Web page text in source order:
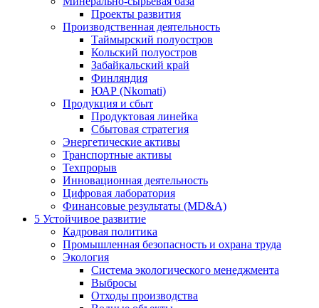
Проекты развития
Производственная деятельность
Таймырский полуостров
Кольский полуостров
Забайкальский край
Финляндия
ЮАР (Nkomati)
Продукция и сбыт
Продуктовая линейка
Сбытовая стратегия
Энергетические активы
Транспортные активы
Техпрорыв
Инновационная деятельность
Цифровая лаборатория
Финансовые результаты (MD&A)
5 Устойчивое развитие
Кадровая политика
Промышленная безопасность и охрана труда
Экология
Система экологического менеджмента
Выбросы
Отходы производства